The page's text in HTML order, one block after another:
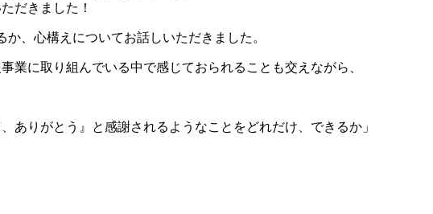
だきました！
、心構えについてお話しいただきました。
業に取り組んでいる中で感じておられることも交えながら、
ありがとう』と感謝されるようなことをどれだけ、できるか」